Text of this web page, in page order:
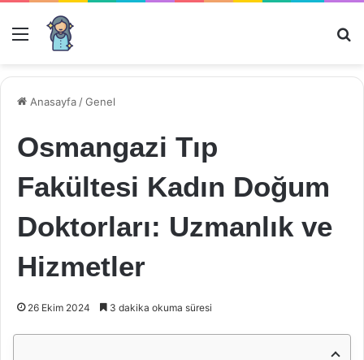
Menü
Anasayfa /Genel
Osmangazi Tıp
Fakültesi Kadın Doğum
Doktorları: Uzmanlık ve
Hizmetler
26 Ekim 2024 3 dakika okuma süresi